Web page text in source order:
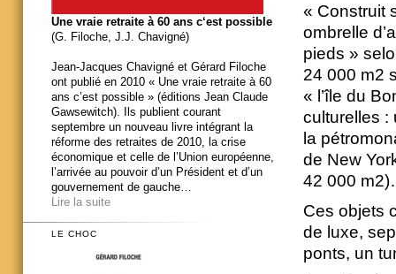
« Construit
ombrelle
pieds »
24 000 m2
« l’île du
culturelles :
la
de New
42 000
Ces objets
de luxe,
ponts, un
Une vraie retraite à 60 ans c‘est possible
(G. Filoche, J.J. Chavigné)
Jean-Jacques Chavigné et Gérard Filoche
ont publié en 2010 « Une vraie retraite à 60
ans c’est possible » (éditions Jean Claude
Gawsewitch). Ils publient courant
septembre un nouveau livre intégrant la
réforme des retraites de 2010, la crise
économique et celle de l’Union européenne,
l’arrivée au pouvoir d’un Président et d’un
gouvernement de gauche…
Lire la suite
LE CHOC